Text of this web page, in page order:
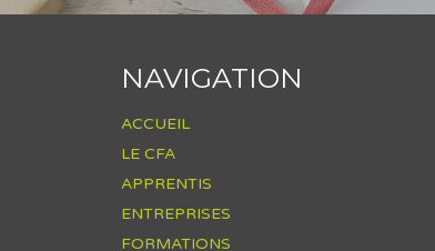
NAVIGATION
ACCUEIL
LE CFA
APPRENTIS
ENTREPRISES
FORMATIONS